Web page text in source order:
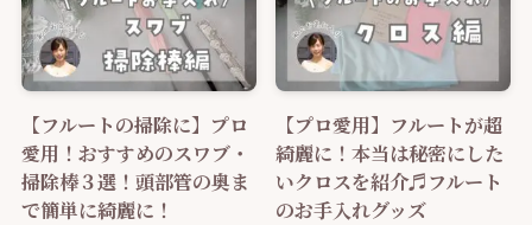
【フルートの掃除に】プロ
愛用！おすすめのスワブ・
掃除棒３選！頭部管の奥ま
で簡単に綺麗に！
【プロ愛用】フルートが超
綺麗に！本当は秘密にした
いクロスを紹介♬フルート
のお手入れグッズ